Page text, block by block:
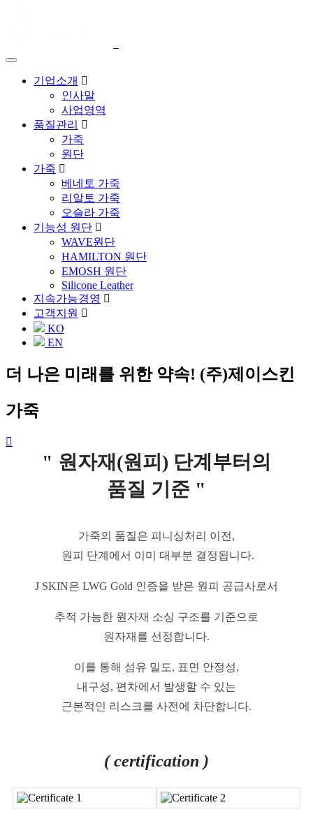
기업소개
인사말
사업영역
품질관리
가죽
원단
가죽
베네토 가죽
리알토 가죽
오슬라 가죽
기능성 원단
WAVE원단
HAMILTON 원단
EMOSH 원단
Silicone Leather
지속가능경영
고객지원
KO
EN
더 나은 미래를 위한 약속! (주)제이스킨
가죽
" 원자재(원피) 단계부터의
품질 기준 "
가죽의 품질은 피니싱처리 이전,
원피 단계에서 이미 대부분 결정됩니다.
J SKIN은 LWG Gold 인증을 받은 원피 공급사로서
추적 가능한 원자재 소싱 구조를 기준으로
원자재를 선정합니다.
이를 통해 섬유 밀도, 표면 안정성,
내구성, 편차에서 발생할 수 있는
근본적인 리스크를 사전에 차단합니다.
( certification )